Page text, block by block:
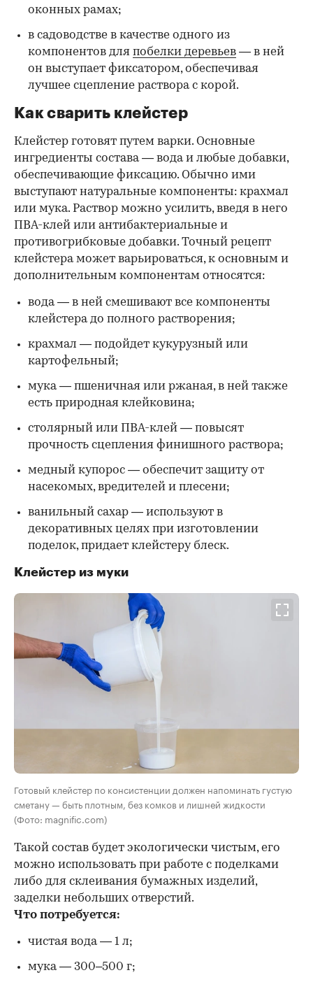
оконных рамах;
в садоводстве в качестве одного из
компонентов для побелки деревьев — в ней
он выступает фиксатором, обеспечивая
лучшее сцепление раствора с корой.
Как сварить клейстер
Клейстер готовят путем варки. Основные
ингредиенты состава — вода и любые добавки,
обеспечивающие фиксацию. Обычно ими
выступают натуральные компоненты: крахмал
или мука. Раствор можно усилить, введя в него
ПВА-клей или антибактериальные и
противогрибковые добавки. Точный рецепт
клейстера может варьироваться, к основным и
дополнительным компонентам относятся:
вода — в ней смешивают все компоненты
клейстера до полного растворения;
крахмал — подойдет кукурузный или
картофельный;
мука — пшеничная или ржаная, в ней также
есть природная клейковина;
столярный или ПВА-клей — повысят
прочность сцепления финишного раствора;
медный купорос — обеспечит защиту от
насекомых, вредителей и плесени;
ванильный сахар — используют в
декоративных целях при изготовлении
поделок, придает клейстеру блеск.
Клейстер из муки
Готовый клейстер по консистенции должен напоминать густую
сметану — быть плотным, без комков и лишней жидкости
(Фото: magnific.com)
Такой состав будет экологически чистым, его
можно использовать при работе с поделками
либо для склеивания бумажных изделий,
заделки небольших отверстий.
Что потребуется:
чистая вода — 1 л;
мука — 300–500 г;